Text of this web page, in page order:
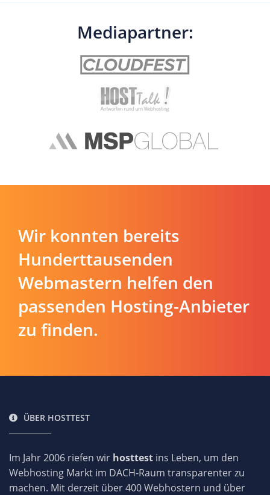
Mediapartner:
Wir konnten bereits
Hunderttausenden
Webmastern helfen den
passenden Hosting-Anbieter
zu finden.
ÜBER HOSTTEST
Im Jahr 2006 riefen wir hosttest ins Leben, um den
Webhosting Markt im DACH-Raum transparenter zu
machen. Mit derzeit über 400 Webhostern und über